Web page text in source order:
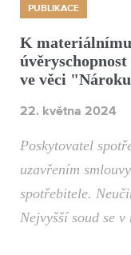
PUBLIKACE
K
ve věci
22. května 2024
Poskytovatel
uzavřením
spotřebitele.
Nejvyšší soud se